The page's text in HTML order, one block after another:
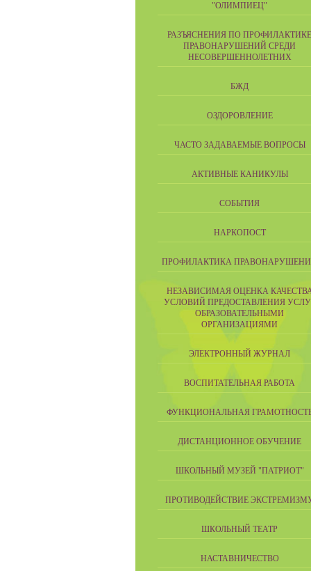
"ОЛИМПИЕЦ"
РАЗЪЯСНЕНИЯ ПО ПРОФИЛАКТИКЕ
ПРАВОНАРУШЕНИЙ СРЕДИ
НЕСОВЕРШЕННОЛЕТНИХ
БЖД
ОЗДОРОВЛЕНИЕ
ЧАСТО ЗАДАВАЕМЫЕ ВОПРОСЫ
АКТИВНЫЕ КАНИКУЛЫ
СОБЫТИЯ
НАРКОПОСТ
ПРОФИЛАКТИКА
НЕЗАВИСИМАЯ ОЦЕНКА
УСЛОВИЙ ПРЕДОСТАВЛЕНИЯ
ОБРАЗОВАТЕЛЬНЫМИ
ОРГАНИЗАЦИЯМИ
ЭЛЕКТРОННЫЙ ЖУРНАЛ
ВОСПИТАТЕЛЬНАЯ РАБОТА
ФУНКЦИОНАЛЬНАЯ
ДИСТАНЦИОННОЕ ОБУЧЕНИЕ
ШКОЛЬНЫЙ МУЗЕЙ "ПАТРИОТ"
ПРОТИВОДЕЙСТВИЕ
ШКОЛЬНЫЙ ТЕАТР
НАСТАВНИЧЕСТВО